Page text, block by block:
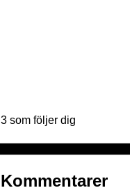
3 som följer dig
Kommentarer